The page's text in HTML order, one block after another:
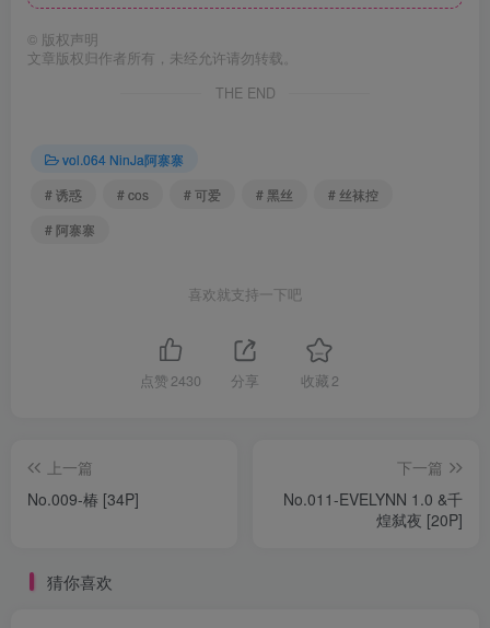
© 版权声明
文章版权归作者所有，未经允许请勿转载。
THE END
vol.064 NinJa阿寨寨
# 诱惑
# cos # 可爱 # 黑丝
# 丝袜控
# 阿寨寨
喜欢就支持一下吧
点赞 2430 分享 收藏 2
上一篇
No.009-椿 [34P]
下一篇
No.011-EVELYNN 1.0 &千
煌弑夜 [20P]
猜你喜欢